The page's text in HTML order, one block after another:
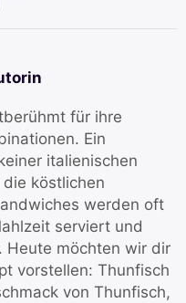
für ihre
Ein
italienischen
köstlichen
werden oft
serviert und
Heute möchten wir dir
vorstellen: Thunfisch
von Thunfisch,